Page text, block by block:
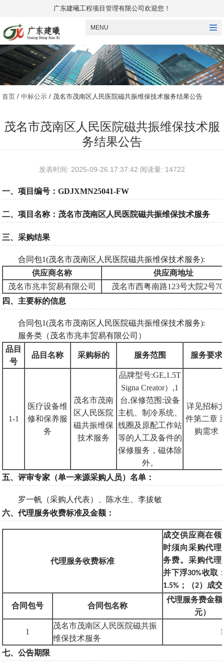
广东建曦工程项目管理有限公司欢迎您！
MENU
首页 /中标公示 / 茂名市茂南区人民医院磁共振维保技术服务结果公告
茂名市茂南区人民医院磁共振维保技术服
务结果公告
发表时间: 2025-09-26 17:37:42 阅读量: 14722
一、项目编号：GDJXMN25041-FW
二、项目名称：茂名市茂南区人民医院磁共振维保技术服务
三、采购结果
合同包1(茂名市茂南区人民医院磁共振维保技术服务):
供应商名称
供应商地址
茂名市兆丰贸易有限公司
茂名市西粤南路123号大院2号
四、主要标的信息
合同包1(茂名市茂南区人民医院磁共振维保技术服务):
服务类（茂名市兆丰贸易有限公司）
品目
号
品目名称 采购标的 服务范围 服务要求
1-1
医疗设备维
修和保养服
务
茂名市茂南
区人民医院
磁共振维保
技术服务
品牌型号:GE,1.5T
Signa Creator）,1
台,保修范围:设备
主机、制冷系统、
线圈及原配工作站
等的人工及备件的
保修服务，磁体除
外。
详见招标
件第二章
购需求
五、评审专家（单一来源采购人员）名单：
罗一帆（采购人代表）、陈水生、李拔敏
六、代理服务收费标准及金额：
代理服务收费标准
成交供应商在
时须向采购代
务费。采购代
并下浮30%收取
1.5% ；（2）成
合同包号 合同包名称
代理服务费金
元）
1
茂名市茂南区人民医院磁共振
维保技术服务
七、公告期限